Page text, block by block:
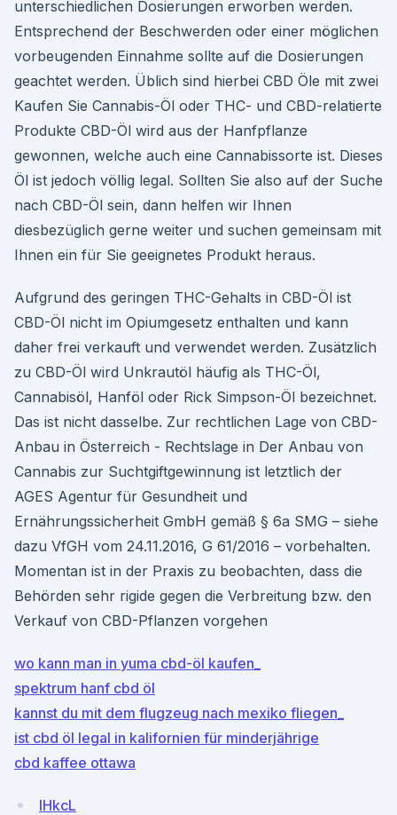
unterschiedlichen Dosierungen erworben werden.
Entsprechend der Beschwerden oder einer möglichen
vorbeugenden Einnahme sollte auf die Dosierungen
geachtet werden. Üblich sind hierbei CBD Öle mit zwei
Kaufen Sie Cannabis-Öl oder THC- und CBD-relatierte
Produkte CBD-Öl wird aus der Hanfpflanze
gewonnen, welche auch eine Cannabissorte ist. Dieses
Öl ist jedoch völlig legal. Sollten Sie also auf der Suche
nach CBD-Öl sein, dann helfen wir Ihnen
diesbezüglich gerne weiter und suchen gemeinsam mit
Ihnen ein für Sie geeignetes Produkt heraus.
Aufgrund des geringen THC-Gehalts in CBD-Öl ist
CBD-Öl nicht im Opiumgesetz enthalten und kann
daher frei verkauft und verwendet werden. Zusätzlich
zu CBD-Öl wird Unkrautöl häufig als THC-Öl,
Cannabisöl, Hanföl oder Rick Simpson-Öl bezeichnet.
Das ist nicht dasselbe. Zur rechtlichen Lage von CBD-
Anbau in Österreich - Rechtslage in Der Anbau von
Cannabis zur Suchtgiftgewinnung ist letztlich der
AGES Agentur für Gesundheit und
Ernährungssicherheit GmbH gemäß § 6a SMG – siehe
dazu VfGH vom 24.11.2016, G 61/2016 – vorbehalten.
Momentan ist in der Praxis zu beobachten, dass die
Behörden sehr rigide gegen die Verbreitung bzw. den
Verkauf von CBD-Pflanzen vorgehen
wo kann man in yuma cbd-öl kaufen_
spektrum hanf cbd öl
kannst du mit dem flugzeug nach mexiko fliegen_
ist cbd öl legal in kalifornien für minderjährige
cbd kaffee ottawa
lHkcL